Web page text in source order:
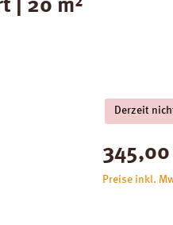
| 20 m²
Derzeit
Regulärer
Preise inkl.